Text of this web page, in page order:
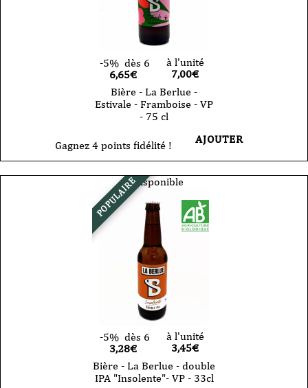
-5% dès 6
6,65€
à l'unité
7,00€
Bière - La Berlue -
Estivale - Framboise - VP
- 75 cl
Gagnez 4 points fidélité ! AJOUTER
POPULAIREIndisponible
-5% dès 6
3,28€
à l'unité
3,45€
Bière - La Berlue - double
IPA "Insolente"- VP - 33cl